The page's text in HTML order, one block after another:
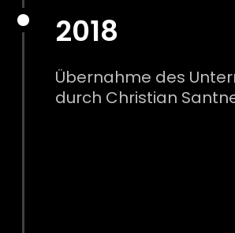
2018
Übernahme des
durch Christian